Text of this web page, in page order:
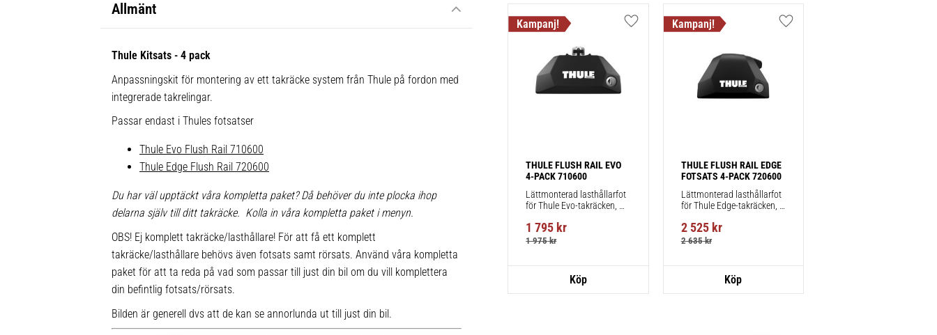
Allmänt
Thule Kitsats - 4 pack
Anpassningskit för montering av ett takräcke system från Thule på fordon med
integrerade takrelingar.
Passar endast i Thules fotsatser
Thule Evo Flush Rail 710600
Thule Edge Flush Rail 720600
Du har väl upptäckt våra kompletta paket? Då behöver du inte plocka ihop
delarna själv till ditt takräcke. Kolla in våra kompletta paket i menyn.
OBS! Ej komplett takräcke/lasthållare! För att få ett komplett
takräcke/lasthållare behövs även fotsats samt rörsats. Använd våra kompletta
paket för att ta reda på vad som passar till just din bil om du vill komplettera
din befintlig fotsats/rörsats.
Bilden är generell dvs att de kan se annorlunda ut till just din bil.
THULE FLUSH RAIL EVO
4-PACK 710600
Lättmonterad lasthållarfot
för Thule Evo-takräcken,
reling.
1 795 kr
1 975kr
Lägg till i favoriter
THULE FLUSH RAIL EDGE
FOTSATS 4-PACK 720600
Lättmonterad lasthållarfot
för Thule Edge-takräcken,
reling.
2 525kr
2 635kr
Lägg till i favoriter